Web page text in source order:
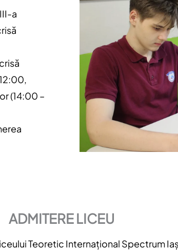
a
(14:00 –
ADMITERE LICEU
Teoretic Internațional Spectrum